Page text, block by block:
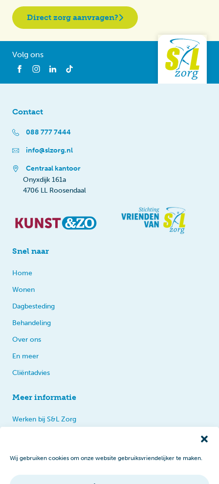
Wij gebruiken cookies om onze website gebruiksvriendelijker te maken.
Direct zorg aanvragen?
Volg ons
Contact
088 777 7444
info@slzorg.nl
Centraal kantoor
Onyxdijk 161a
4706 LL Roosendaal
Snel naar
Home
Wonen
Dagbesteding
Behandeling
Over ons
En meer
Cliëntadvies
Meer informatie
Werken bij S&L Zorg